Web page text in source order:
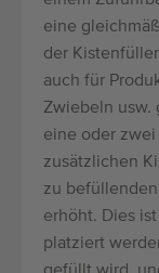
eine
der
auch für
Zwiebeln usw.
eine oder
zusätzlichen
zu
erhöht. Dies
platziert